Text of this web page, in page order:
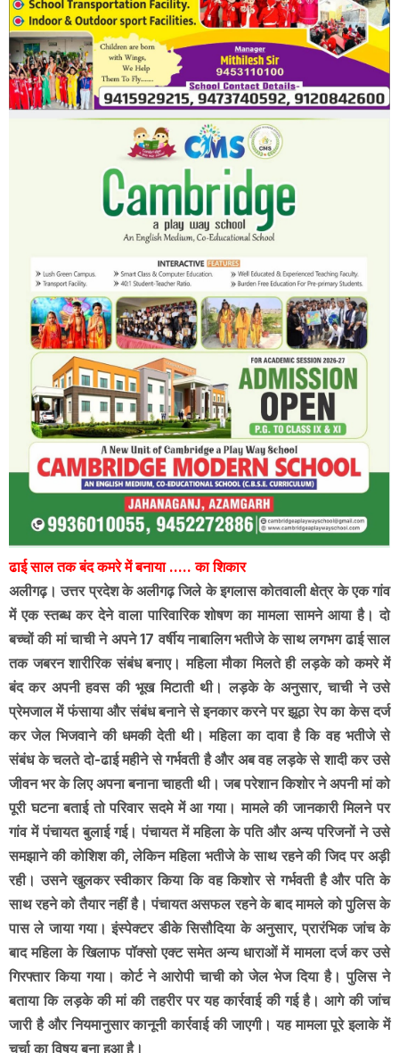
ढाई साल तक बंद कमरे में बनाया ..... का शिकार
अलीगढ़। उत्तर प्रदेश के अलीगढ़ जिले के इगलास कोतवाली क्षेत्र के एक गांव
में एक स्तब्ध कर देने वाला पारिवारिक शोषण का मामला सामने आया है। दो
बच्चों की मां चाची ने अपने 17 वर्षीय नाबालिग भतीजे के साथ लगभग ढाई साल
तक जबरन शारीरिक संबंध बनाए। महिला मौका मिलते ही लड़के को कमरे में
बंद कर अपनी हवस की भूख मिटाती थी। लड़के के अनुसार, चाची ने उसे
प्रेमजाल में फंसाया और संबंध बनाने से इनकार करने पर झूठा रेप का केस दर्ज
कर जेल भिजवाने की धमकी देती थी। महिला का दावा है कि वह भतीजे से
संबंध के चलते दो-ढाई महीने से गर्भवती है और अब वह लड़के से शादी कर उसे
जीवन भर के लिए अपना बनाना चाहती थी। जब परेशान किशोर ने अपनी मां को
पूरी घटना बताई तो परिवार सदमे में आ गया। मामले की जानकारी मिलने पर
गांव में पंचायत बुलाई गई। पंचायत में महिला के पति और अन्य परिजनों ने उसे
समझाने की कोशिश की, लेकिन महिला भतीजे के साथ रहने की जिद पर अड़ी
रही। उसने खुलकर स्वीकार किया कि वह किशोर से गर्भवती है और पति के
साथ रहने को तैयार नहीं है। पंचायत असफल रहने के बाद मामले को पुलिस के
पास ले जाया गया। इंस्पेक्टर डीके सिसौदिया के अनुसार, प्रारंभिक जांच के
बाद महिला के खिलाफ पॉक्सो एक्ट समेत अन्य धाराओं में मामला दर्ज कर उसे
गिरफ्तार किया गया। कोर्ट ने आरोपी चाची को जेल भेज दिया है। पुलिस ने
बताया कि लड़के की मां की तहरीर पर यह कार्रवाई की गई है। आगे की जांच
जारी है और नियमानुसार कानूनी कार्रवाई की जाएगी। यह मामला पूरे इलाके में
चर्चा का विषय बना हुआ है।